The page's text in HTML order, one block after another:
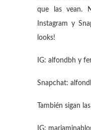
que las vean.
Instagram y
looks!
IG: alfondbh y
Snapchat:
También sigan
IG: